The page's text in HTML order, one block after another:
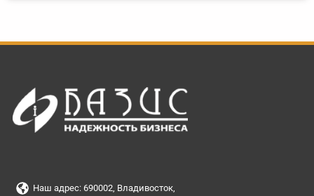
Наш адрес: 690002, Владивосток,